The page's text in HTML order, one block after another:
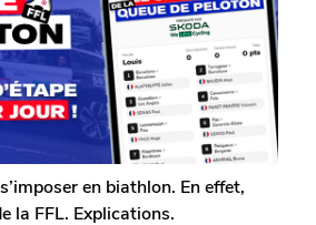
en biathlon. En effet,
la FFL. Explications.